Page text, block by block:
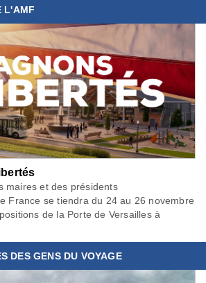
L'AMF
maires et des présidents
France se tiendra du 24 au 26 novembre
de la Porte de Versailles à
DES GENS DU VOYAGE